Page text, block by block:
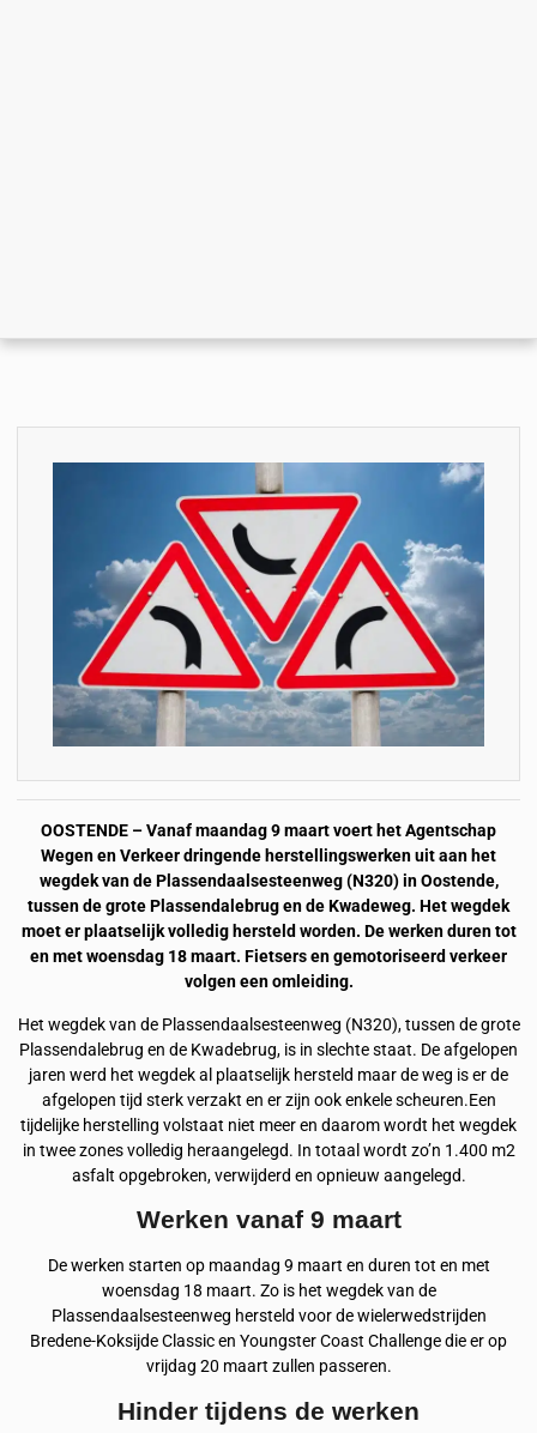
OOSTENDE – Vanaf maandag 9 maart voert het Agentschap
Wegen en Verkeer dringende herstellingswerken uit aan het
wegdek van de Plassendaalsesteenweg (N320) in Oostende,
tussen de grote Plassendalebrug en de Kwadeweg. Het wegdek
moet er plaatselijk volledig hersteld worden. De werken duren tot
en met woensdag 18 maart. Fietsers en gemotoriseerd verkeer
volgen een omleiding.
Het wegdek van de Plassendaalsesteenweg (N320), tussen de grote
Plassendalebrug en de Kwadebrug, is in slechte staat. De afgelopen
jaren werd het wegdek al plaatselijk hersteld maar de weg is er de
afgelopen tijd sterk verzakt en er zijn ook enkele scheuren.Een
tijdelijke herstelling volstaat niet meer en daarom wordt het wegdek
in twee zones volledig heraangelegd. In totaal wordt zo’n 1.400 m2
asfalt opgebroken, verwijderd en opnieuw aangelegd.
Werken vanaf 9 maart
De werken starten op maandag 9 maart en duren tot en met
woensdag 18 maart. Zo is het wegdek van de
Plassendaalsesteenweg hersteld voor de wielerwedstrijden
Bredene-Koksijde Classic en Youngster Coast Challenge die er op
vrijdag 20 maart zullen passeren.
Hinder tijdens de werken